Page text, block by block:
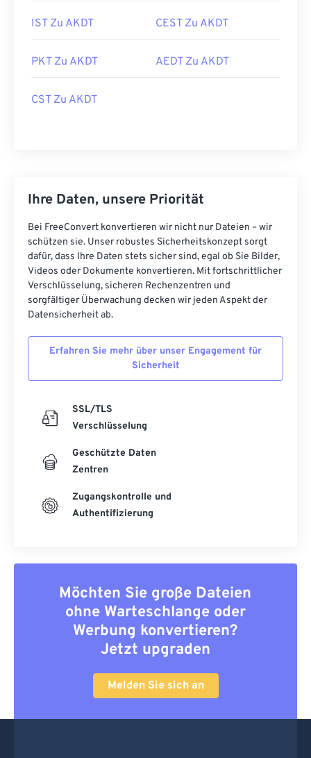
IST Zu AKDT CEST Zu AKDT
PKT Zu AKDT AEDT Zu AKDT
CST Zu AKDT
Ihre Daten, unsere Priorität
Bei FreeConvert konvertieren wir nicht nur Dateien – wir
schützen sie. Unser robustes Sicherheitskonzept sorgt
dafür, dass Ihre Daten stets sicher sind, egal ob Sie Bilder,
Videos oder Dokumente konvertieren. Mit fortschrittlicher
Verschlüsselung, sicheren Rechenzentren und
sorgfältiger Überwachung decken wir jeden Aspekt der
Datensicherheit ab.
Erfahren Sie mehr über unser Engagement für
Sicherheit
SSL/TLS
Verschlüsselung
Geschützte Daten
Zentren
Zugangskontrolle und
Authentifizierung
Möchten Sie große Dateien
ohne Warteschlange oder
Werbung konvertieren?
Jetzt upgraden
Melden Sie sich an